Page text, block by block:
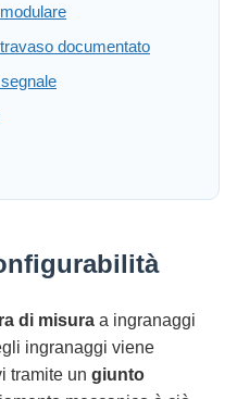
documentato
di misura a ingranaggi
ingranaggi viene
tramite un giunto